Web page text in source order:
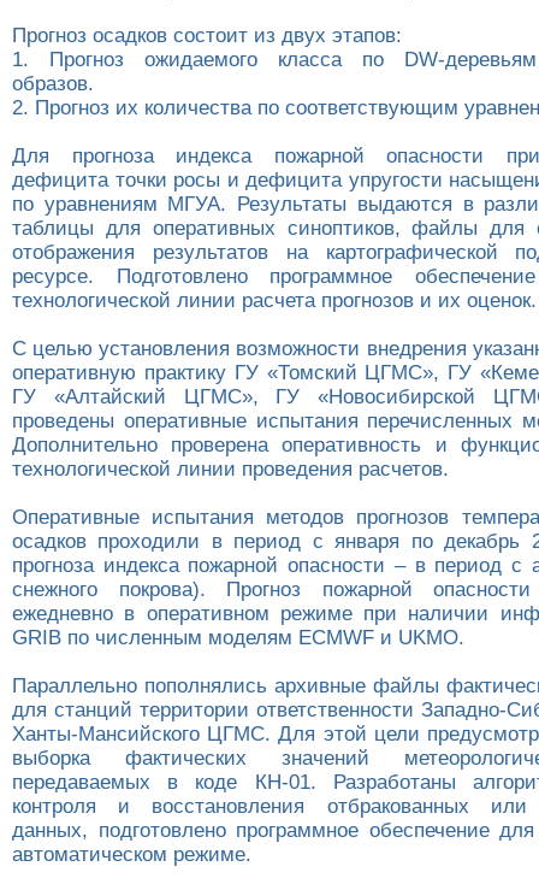
Прогноз осадков состоит из двух этапов:
1. Прогноз ожидаемого класса по DW-деревьям
образов.
2. Прогноз их количества по соответствующим
Для прогноза индекса пожарной опасности
дефицита точки росы и дефицита упругости
по уравнениям МГУА. Результаты выдаются в
таблицы для оперативных синоптиков, файлы для
отображения результатов на картографической
ресурсе. Подготовлено программное
технологической линии расчета прогнозов и их оценок.
С целью установления возможности внедрения
оперативную практику ГУ «Томский ЦГМС», ГУ
ГУ «Алтайский ЦГМС», ГУ «Новосибирской
проведены оперативные испытания перечисленных
Дополнительно проверена оперативность и
технологической линии проведения расчетов.
Оперативные испытания методов прогнозов
осадков проходили в период с января по декабрь
прогноза индекса пожарной опасности – в период с
снежного покрова). Прогноз пожарной опасности
ежедневно в оперативном режиме при наличии
GRIB по численным моделям ECMWF и UKMO.
Параллельно пополнялись архивные файлы
для станций территории ответственности Западно-
Ханты-Мансийского ЦГМС. Для этой цели
выборка фактических значений
передаваемых в коде КН-01. Разработаны
контроля и восстановления отбракованных или
данных, подготовлено программное обеспечение
автоматическом режиме.